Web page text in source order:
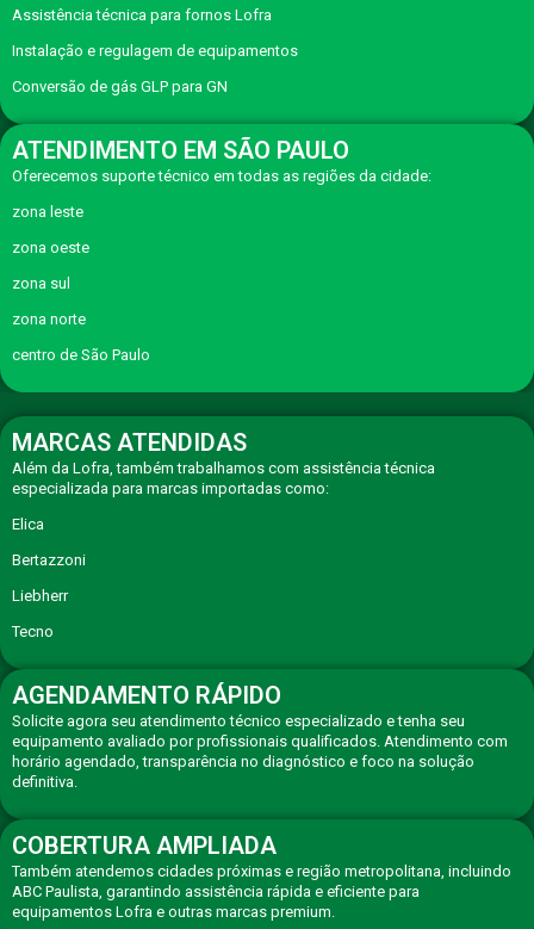
Assistência técnica para fornos Lofra
Instalação e regulagem de equipamentos
Conversão de gás GLP para GN
ATENDIMENTO EM SÃO PAULO
Oferecemos suporte técnico em todas as regiões da cidade:
zona leste
zona oeste
zona sul
zona norte
centro de São Paulo
MARCAS ATENDIDAS
Além da Lofra, também trabalhamos com assistência técnica
especializada para marcas importadas como:
Elica
Bertazzoni
Liebherr
Tecno
AGENDAMENTO RÁPIDO
Solicite agora seu atendimento técnico especializado e tenha seu
equipamento avaliado por profissionais qualificados. Atendimento com
horário agendado, transparência no diagnóstico e foco na solução
definitiva.
COBERTURA AMPLIADA
Também atendemos cidades próximas e região metropolitana, incluindo
ABC Paulista, garantindo assistência rápida e eficiente para
equipamentos Lofra e outras marcas premium.